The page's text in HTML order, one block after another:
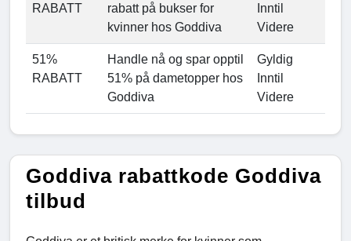
RABATT
rabatt på bukser for
kvinner hos Goddiva
Inntil
Videre
51%
RABATT
Handle nå og spar opptil
51% på dametopper hos
Goddiva
Gyldig
Inntil
Videre
Goddiva rabattkode Goddiva
tilbud